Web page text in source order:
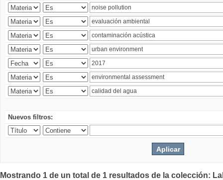
Nuevos filtros:
Mostrando 1 de un total de 1 resultados de la colección: